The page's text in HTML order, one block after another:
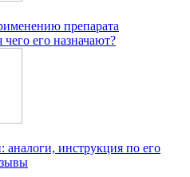
препарата
его назначают?
аналоги, инструкция по его